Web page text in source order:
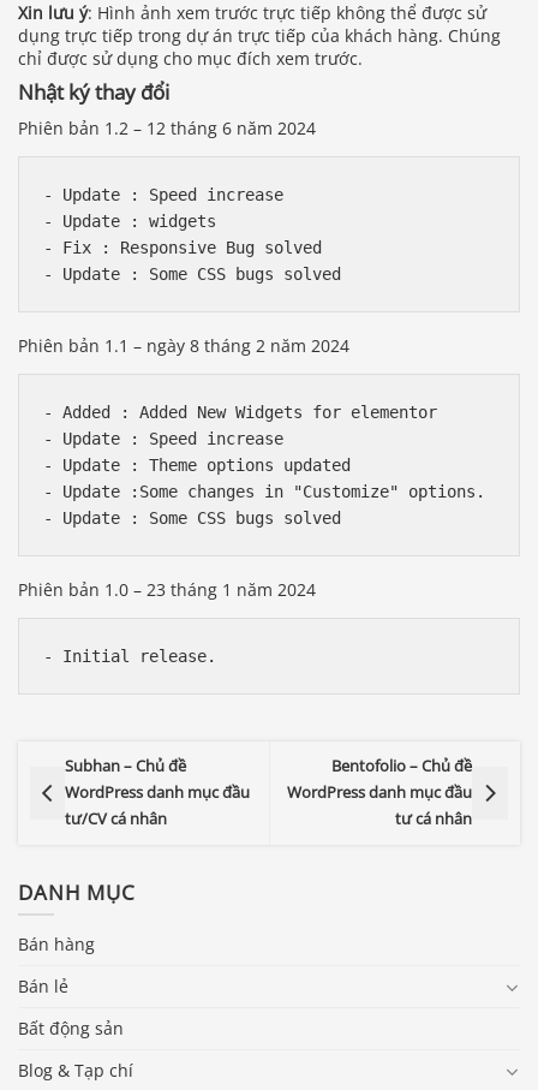
Xin lưu ý: Hình ảnh xem trước trực tiếp không thể được sử
dụng trực tiếp trong dự án trực tiếp của khách hàng. Chúng
chỉ được sử dụng cho mục đích xem trước.
Nhật ký thay đổi
Phiên bản 1.2 – 12 tháng 6 năm 2024
- Update : Speed increase
- Update : widgets
- Fix : Responsive Bug solved
Phiên bản 1.1 – ngày 8 tháng 2 năm 2024
- Added : Added New Widgets for elementor
- Update : Speed increase
- Update : Theme options updated
- Update :Some changes in "Customize" options.
Phiên bản 1.0 – 23 tháng 1 năm 2024
- Initial release.
Subhan – Chủ đề
WordPress danh mục đầu
tư/CV cá nhân
Bentofolio – Chủ đề
WordPress danh mục đầu
tư cá nhân
DANH MỤC
Bán hàng
Bán lẻ
Bất động sản
Blog & Tạp chí